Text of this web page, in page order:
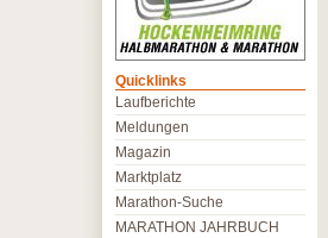
Quicklinks
Laufberichte
Meldungen
Magazin
Marktplatz
Marathon-Suche
MARATHON JAHRBUCH